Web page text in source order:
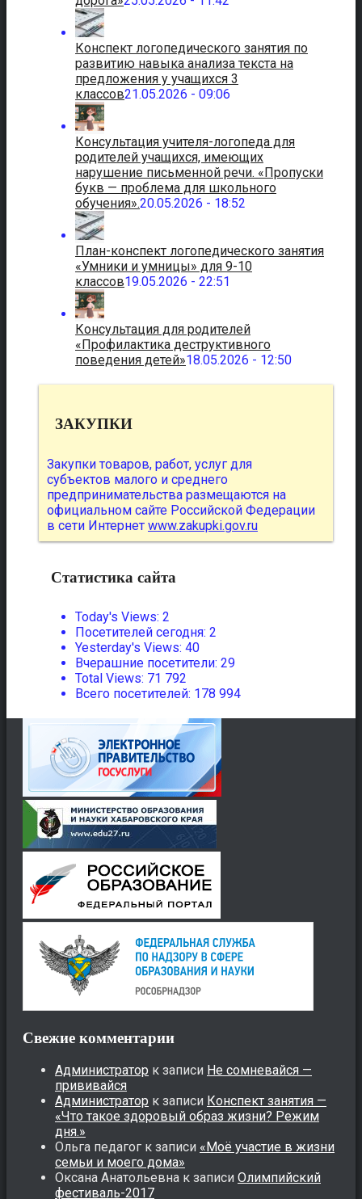
Конспект логопедического занятия по
развитию навыка анализа текста на
предложения у учащихся 3
классов21.05.2026 - 09:06
Консультация учителя-логопеда для
родителей учащихся, имеющих
нарушение письменной речи. «Пропуски
букв — проблема для школьного
обучения».20.05.2026 - 18:52
План-конспект логопедического занятия
«Умники и умницы» для 9-10
классов19.05.2026 - 22:51
Консультация для родителей
«Профилактика деструктивного
поведения детей»18.05.2026 - 12:50
ЗАКУПКИ
Закупки товаров, работ, услуг для
субъектов малого и среднего
предпринимательства размещаются на
официальном сайте Российской Федерации
в сети Интернет www.zakupki.gov.ru
Статистика сайта
Today's Views: 2
Посетителей сегодня: 2
Yesterday's Views: 40
Вчерашние посетители: 29
Total Views: 71 792
Всего посетителей: 178 994
Свежие комментарии
Администратор к записи Не сомневайся —
прививайся
Администратор к записи Конспект занятия —
«Что такое здоровый образ жизни? Режим
дня.»
Ольга педагог к записи «Моё участие в жизни
семьи и моего дома»
Оксана Анатольевна к записи Олимпийский
фестиваль-2017